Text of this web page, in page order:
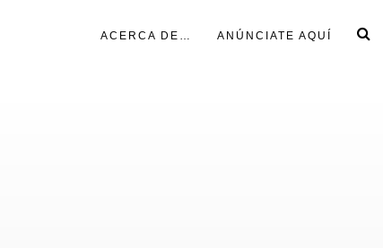
ACERCA DE… ANÚNCIATE AQUÍ